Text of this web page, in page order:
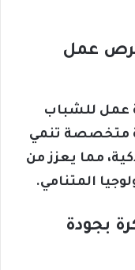
عمل
أكثر من 2000 فرصة عمل للشباب
متخصصة تنمي
مما يعزز من
المتنامي.
بجودة